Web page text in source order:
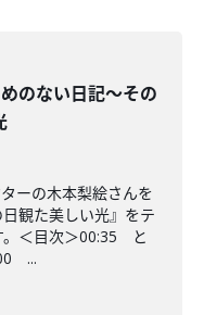
のない日記〜その
ーの木本梨絵さんを
観た美しい光』をテ
。＜目次＞00:35 と
...